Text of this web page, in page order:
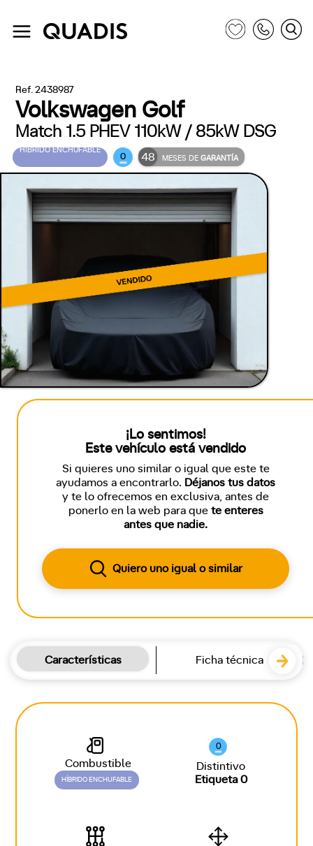
Ref. 2438987
Volkswagen Golf
Match 1.5 PHEV 110kW / 85kW DSG
HÍBRIDO ENCHUFABLE
0 48 MESES DEGARANTÍA
¡Lo sentimos!
Este vehículo está vendido
Si quieres uno similar o igual que este te
ayudamos a encontrarlo. Déjanos tus datos
y te lo ofrecemos en exclusiva, antes de
ponerlo en la web para que te enteres
antes que nadie.
Quiero uno igual o similar
Características Ficha técnica
Combustible
HÍBRIDO ENCHUFABLE
0
Distintivo
Etiqueta 0